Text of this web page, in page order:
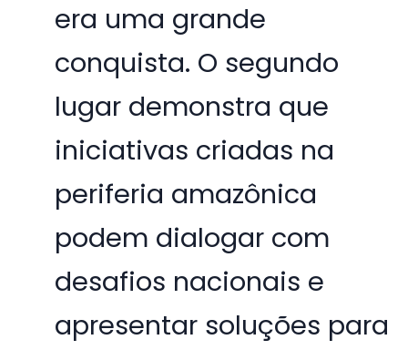
era uma grande
conquista. O segundo
lugar demonstra que
iniciativas criadas na
periferia amazônica
podem dialogar com
desafios nacionais e
apresentar soluções para